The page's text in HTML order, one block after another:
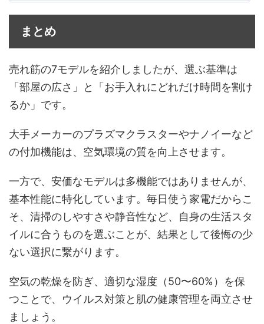
まとめ
売れ筋の7モデルを紹介しましたが、選ぶ基準は
「部屋の広さ」と「お手入れにどれだけ時間を割け
るか」です。
大手メーカーのプラズマクラスターやナノイーなど
の付加機能は、空気環境の質を向上させます。
一方で、安価なモデルは多機能ではありませんが、
基本性能に特化しています。毎日使う家電だからこ
そ、清掃のしやすさや静音性など、自身の生活スタ
イルに合うものを選ぶことが、結果として後悔の少
ない選択に繋がります。
空気の乾燥を防ぎ、適切な湿度（50〜60%）を保
つことで、ウイルス対策と肌の健康管理を両立させ
ましょう。